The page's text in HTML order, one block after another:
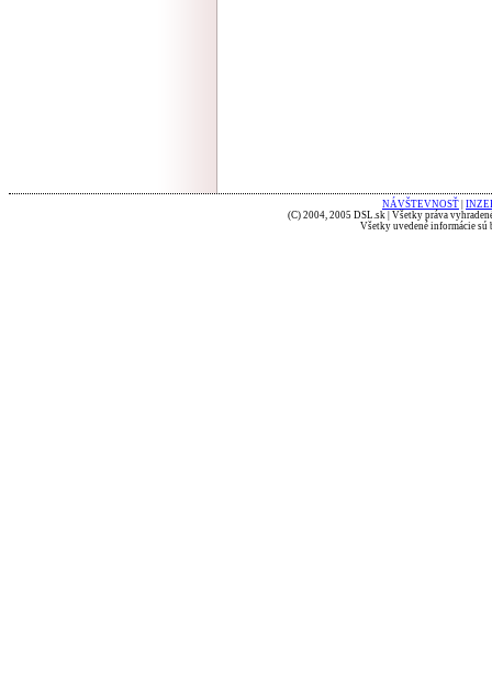
NÁVŠTEVNOSŤ
(C) 2004, 2005 DSL.sk | Všetky práva
Všetky uvedené informácie sú